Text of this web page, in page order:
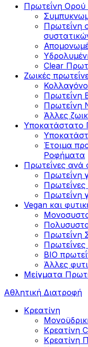
Πρωτεΐνη Ορού
Πρωτεΐνη
Clear
Ζωικές
Κολλαγόνο
Πρωτεΐνη
Πρωτεΐνη
Άλλες
Υποκατάστατο
Έτοιμα
Ροφήματα
Πρωτεΐνες ανά
Πρωτεΐνη
Πρωτεΐνη
Vegan και
Πρωτεΐνη
ΒIO
Άλλες
Μείγματα
Αθλητική Διατροφή
Κρεατίνη
Κρεατίνη
Κρεατίνη